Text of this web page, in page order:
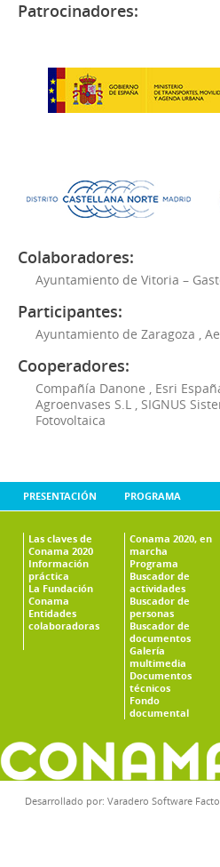
Patrocinadores:
Colaboradores:
Ayuntamiento de Vitoria –
Participantes:
Ayuntamiento de Zaragoza
Cooperadores:
Compañía Danone Esri
Agroenvases S.L
SIGNUS
Fotovoltaica
PRESENTACIÓN
Las claves de
Conama 2020
Información
práctica
La Fundación
Conama
Entidades
colaboradoras
PROGRAMA
Conama 2020, en
marcha
Programa
Buscador de
actividades
Buscador de
personas
Buscador de
documentos
Galería
multimedia
Documentos
técnicos
Fondo
documental
Desarrollado por: Varadero Software